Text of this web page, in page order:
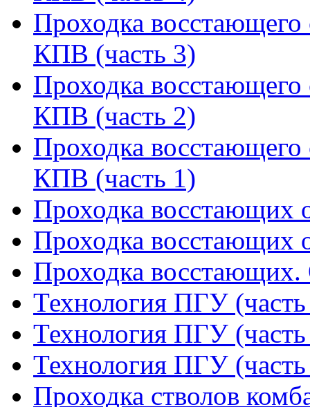
Проходка
КПВ (часть 3)
Проходка
КПВ (часть 2)
Проходка
КПВ (часть 1)
Проходка восстающих
Проходка восстающих
Проходка восстающих.
Технология ПГУ
Технология ПГУ
Технология ПГУ
Проходка стволов